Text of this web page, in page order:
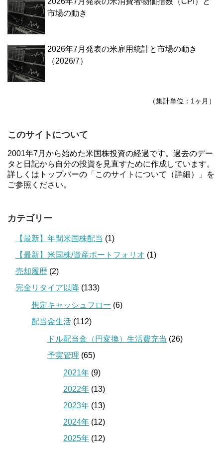
市場の動き
2026年7月発表の米雇用統計と市場の動き
（2026/7）
（集計単位：1ヶ月）
このサイトについて
2001年7月から始めた米国株投資の経過です。過去のデー
タと日記から自分の投資を見直すために作成しています。
詳しくはトップバーの「このサイトについて（詳細）」を
ご参照ください。
カテゴリー
【最新】年間米国株配当 (1)
【最新】米国株/資産ポートフォリオ (1)
売却履歴 (2)
完全リタイア以降 (133)
想定キャッシュフロー (6)
配当金生活 (112)
ドル配当金（円変換）生活費充当 (26)
予実管理 (65)
2021年 (9)
2022年 (13)
2023年 (13)
2024年 (12)
2025年 (12)